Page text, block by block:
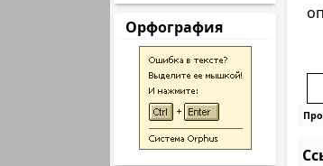
Орфография